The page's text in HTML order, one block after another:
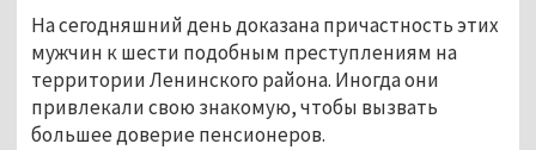
На сегодняшний день доказана причастность этих
мужчин к шести подобным преступлениям на
территории Ленинского района. Иногда они
привлекали свою знакомую, чтобы вызвать
большее доверие пенсионеров.